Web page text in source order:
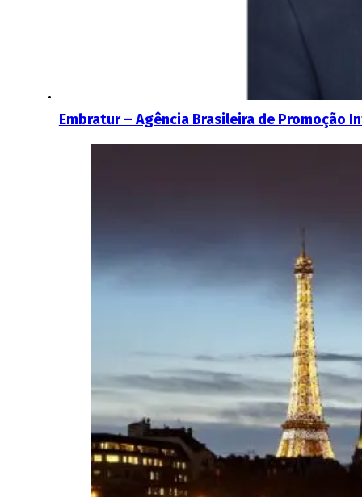
Embratur – Agência Brasileira de Promoção